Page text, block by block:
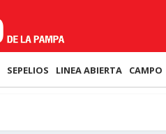
SEPELIOS LINEA ABIERTA CAMPO